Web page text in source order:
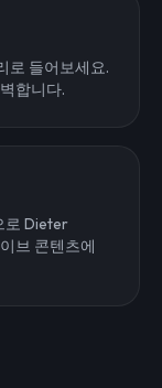
로 들어보세요.
합니다.
로 Dieter
브 콘텐츠에